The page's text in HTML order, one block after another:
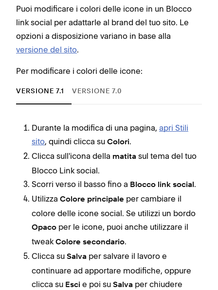
Puoi modificare i colori delle icone in un Blocco
link social per adattarle al brand del tuo sito. Le
opzioni a disposizione variano in base alla
versione del sito.
Per modificare i colori delle icone:
VERSIONE 7.1 VERSIONE 7.0
Durante la modifica di una pagina, apri Stili
sito, quindi clicca su Colori.
Clicca sull'icona della matita sul tema del tuo
Blocco Link social.
Scorri verso il basso fino a Blocco link social.
Utilizza Colore principale per cambiare il
colore delle icone social. Se utilizzi un bordo
Opaco per le icone, puoi anche utilizzare il
tweak Colore secondario.
Clicca su Salva per salvare il lavoro e
continuare ad apportare modifiche, oppure
clicca su Esci e poi su Salva per chiudere